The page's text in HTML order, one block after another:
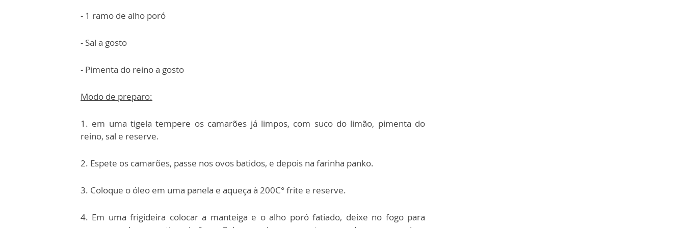
- 1 ramo de alho poró
- Sal a gosto
- Pimenta do reino a gosto
Modo de preparo:
1. em uma tigela tempere os camarões já limpos, com suco do limão, pimenta do
reino, sal e reserve.
2. Espete os camarões, passe nos ovos batidos, e depois na farinha panko.
3. Coloque o óleo em uma panela e aqueça à 200C° frite e reserve.
4. Em uma frigideira colocar a manteiga e o alho poró fatiado, deixe no fogo para